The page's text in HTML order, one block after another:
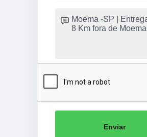
Enviar